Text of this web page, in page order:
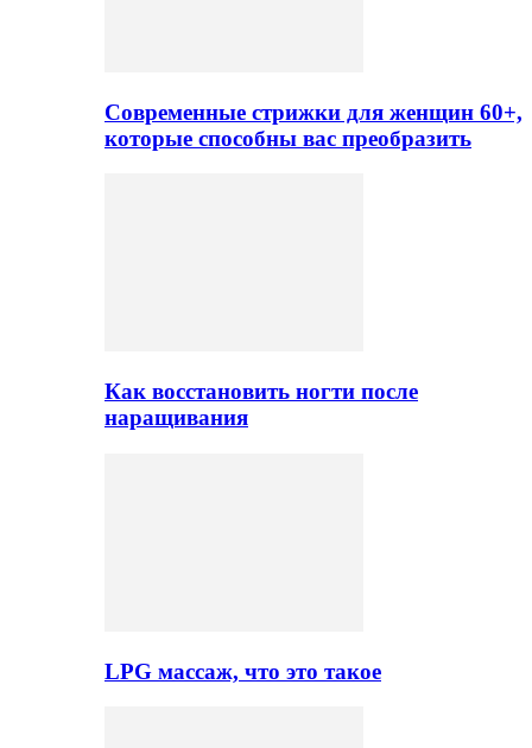
Современные стрижки для женщин 60+,
которые способны вас преобразить
Как восстановить ногти после
наращивания
LPG массаж, что это такое